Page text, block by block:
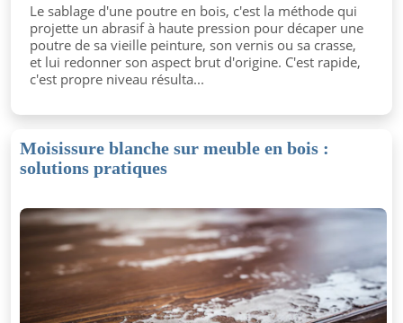
Le sablage d'une poutre en bois, c'est la méthode qui
projette un abrasif à haute pression pour décaper une
poutre de sa vieille peinture, son vernis ou sa crasse,
et lui redonner son aspect brut d'origine. C'est rapide,
c'est propre niveau résulta...
Moisissure blanche sur meuble en bois :
solutions pratiques